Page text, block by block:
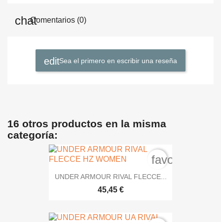
Comentarios (0)
Sea el primero en escribir una reseña
16 otros productos en la misma
categoría:
UNDER ARMOUR RIVAL FLECCE...
45,45 €